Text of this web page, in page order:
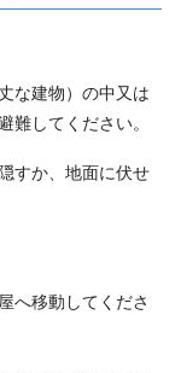
な建物）の中又は
難してください。
すか、地面に伏せ
へ移動してくださ